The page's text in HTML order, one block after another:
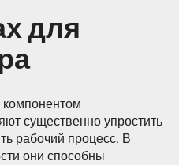
для
существенно упростить
рабочий процесс. В
они способны